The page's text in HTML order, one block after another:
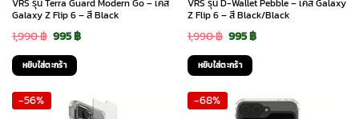
Galaxy Z Flip 6 – สี Black
1,990฿ Original
price
was:
1,990 ฿.
995฿Current
995 ฿.
หยิบใส่ตะกร้า
Z Flip 6 – สี Black/Black
1,990฿ Original
price
was:
1,990 ฿.
995฿Current
995 ฿.
หยิบใส่ตะกร้า
-56% -68%